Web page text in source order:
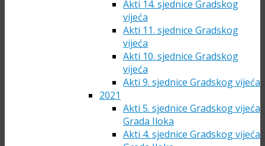
Akti 14. sjednice Gradskog
vijeća
Akti 11. sjednice Gradskog
vijeća
Akti 10. sjednice Gradskog
vijeća
Akti 9. sjednice Gradskog vijeća
2021
Akti 5. sjednice Gradskog vijeća
Grada Iloka
Akti 4. sjednice Gradskog vijeća